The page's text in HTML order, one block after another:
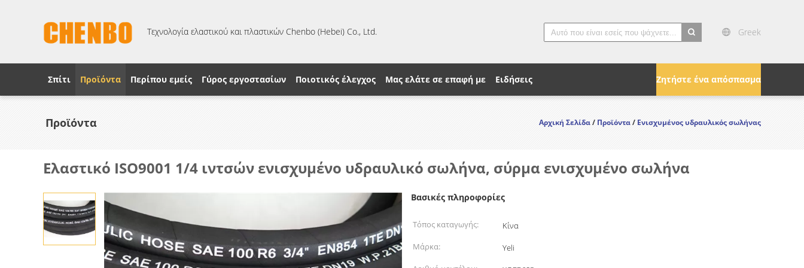
Τεχνολογία ελαστικού και πλαστικών Chenbo (Hebei) Co., Ltd.
Greek
Ζητήστε ένα απόσπασμα
Σπίτι Προϊόντα Περίπου εμείς Γύρος εργοστασίων Ποιοτικός έλεγχος Μας ελάτε σε επαφή με Ειδήσεις
Προϊόντα Αρχική Σελίδα/Προϊόντα/Ενισχυμένος υδραυλικός σωλήνας
Ελαστικό ISO9001 1/4 ιντσών ενισχυμένο υδραυλικό σωλήνα, σύρμα ενισχυμένο σωλήνα
Βασικές πληροφορίες
Τόπος καταγωγής:
Κίνα
Μάρκα:
Yeli